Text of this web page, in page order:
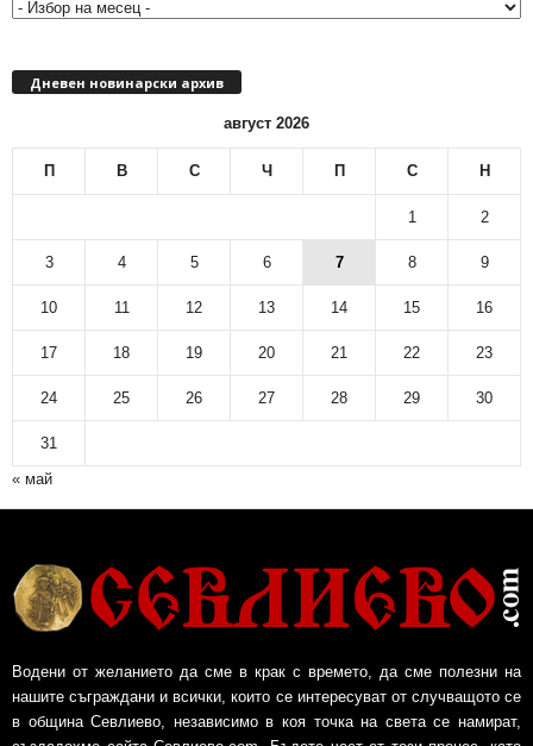
р
с
к
и
а
Дневен новинарски архив
август 2026
П В С Ч П С Н
1 2
3 4 5 6 7 8 9
10 11 12 13 14 15 16
17 18 19 20 21 22 23
24 25 26 27 28 29 30
31
« май
Водени от желанието да сме в крак с времето, да сме полезни на
нашите съграждани и всички, които се интересуват от случващото се
в община Севлиево, независимо в коя точка на света се намират,